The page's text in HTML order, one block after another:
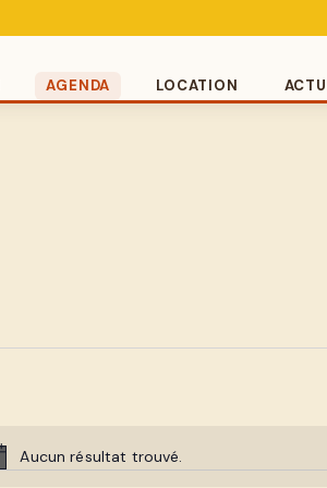
AGENDA LOCATION
Notice
Aucun résultat trouvé.